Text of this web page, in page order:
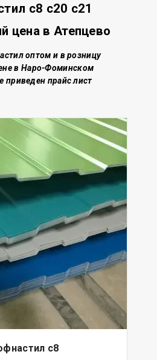
с8 с20 с21
цена в Атепцево
оптом и в розницу
в Наро-Фоминском
приведен прайс лист
с8